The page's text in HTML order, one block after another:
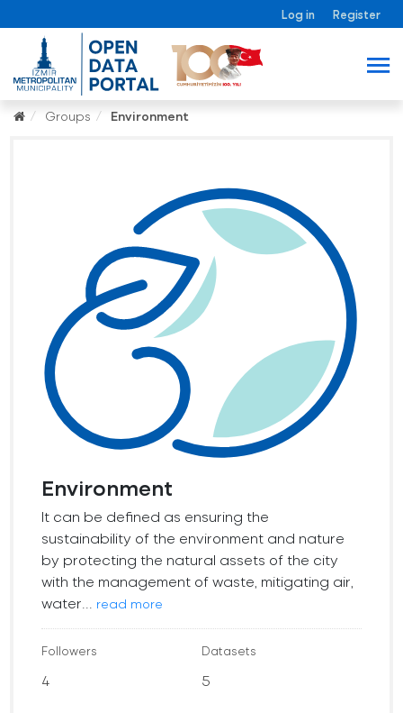
Log in Register
Groups Environment
Environment
It can be defined as ensuring the
sustainability of the environment and nature
by protecting the natural assets of the city
with the management of waste, mitigating air,
water...
read more
Followers
4
Datasets
5